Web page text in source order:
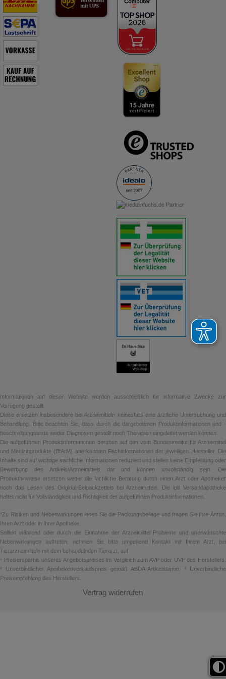
Informationen auf dieser Website werden ausschließlich für informative Zwecke zur
Verfügung gestellt.
Diese ersetzen insbesondere bei Arzneimitteln keinesfalls eine ärztliche Untersuchung und
Behandlung. Bitte beachten Sie, dass durch die dargebotenen Produktinformationen und -
beschreibungstexte weder Diagnosen gestellt noch Therapien eingeleitet werden können.
Die aufgeführten Produktinformationen beruhen auf den vom Bundesinstitut für Arzneimittel
und Medizinprodukte (BfArM) anerkannten Fachinformationen der jeweiligen Hersteller. Die
Inhalte sind auf wichtige sachliche Informationen reduziert und stellen keine Empfehlung oder
Bewerbung des Artikels/Arzneimittels dar und können unvollständig sein. Die
Produkthinweise ersetzen weder die fachliche Beratung durch einen Arzt oder Apotheker
noch das Lesen des Original-Beipackzettels bei Arzneimitteln. Die ipill Versandapotheke
haftet nicht für Vollständigkeit und Richtigkeit der aufgeführten Produktinformationen.
*Zu Risiken und Nebenwirkungen lesen Sie die Packungsbeilage und fragen Sie Ihre Ärztin,
Ihren Arzt oder in Ihrer Apotheke.
Sollten während oder durch die Einnahme der Arzneimittel Probleme und unerwünschte
Nebenwirkungen auftreten, nehmen Sie bitte umgehend Kontakt mit Ihrem Arzt, bei
Tierarzneimitteln mit dem behandelnden Tierarzt, auf.
¹ Preisersparnis unseres Angebotspreises im Vergleich zum AVP oder UVP des Herstellers.
² Unverbindlicher Apothekenverkaufspreis gemäß ABDA-Artikelstamm. ³ Unverbindliche
Preisempfehlung des Herstellers.
Vertrag widerrufen